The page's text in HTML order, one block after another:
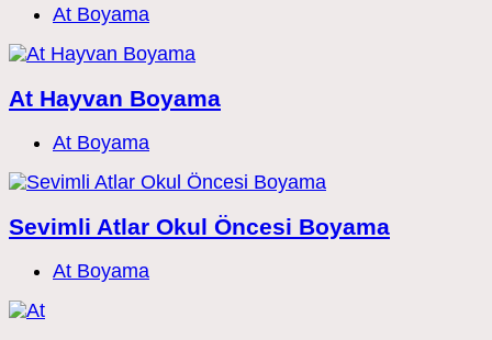
Post
category:
At Boyama
At Hayvan Boyama
Post
category:
At Boyama
Sevimli Atlar Okul Öncesi Boyama
Post
category:
At Boyama